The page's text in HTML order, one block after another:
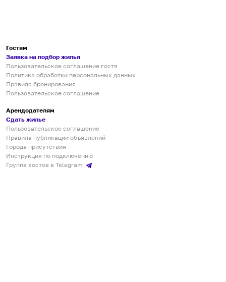
Гостям
Заявка на подбор жилья
Пользовательское соглашение гостя
Политика обработки персональных данных
Правила бронирования
Пользовательское соглашение
Арендодателям
Сдать жилье
Пользовательское соглашение
Правила публикации объявлений
Города присутствия
Инструкция по подключению
Группа хостов в Telegram